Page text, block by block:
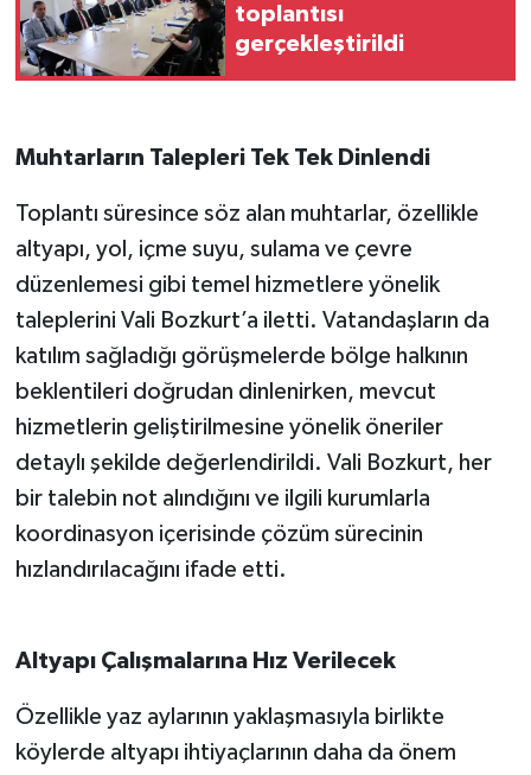
toplantısı
gerçekleştirildi
Muhtarların Talepleri Tek Tek Dinlendi
Toplantı süresince söz alan muhtarlar, özellikle
altyapı, yol, içme suyu, sulama ve çevre
düzenlemesi gibi temel hizmetlere yönelik
taleplerini Vali Bozkurt’a iletti. Vatandaşların da
katılım sağladığı görüşmelerde bölge halkının
beklentileri doğrudan dinlenirken, mevcut
hizmetlerin geliştirilmesine yönelik öneriler
detaylı şekilde değerlendirildi. Vali Bozkurt, her
bir talebin not alındığını ve ilgili kurumlarla
koordinasyon içerisinde çözüm sürecinin
hızlandırılacağını ifade etti.
Altyapı Çalışmalarına Hız Verilecek
Özellikle yaz aylarının yaklaşmasıyla birlikte
köylerde altyapı ihtiyaçlarının daha da önem